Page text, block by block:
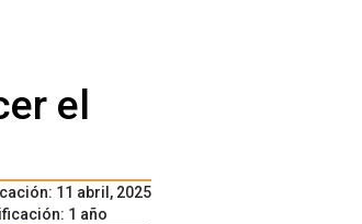
el
11 abril, 2025
1 año